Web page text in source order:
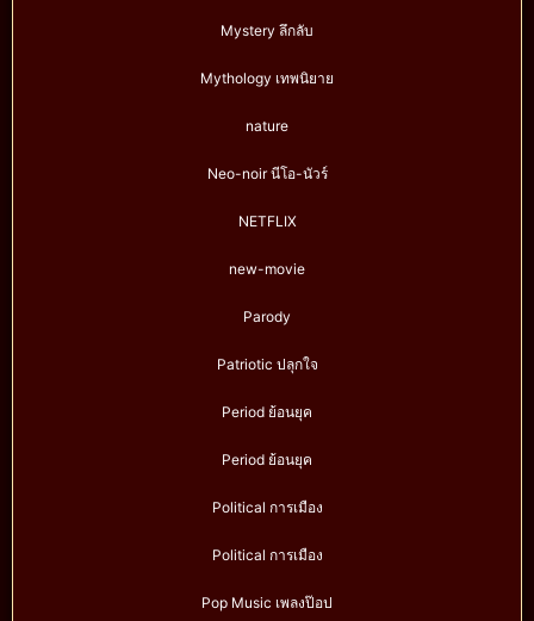
Mystery ลึกลับ
Mythology เทพนิยาย
nature
Neo-noir นีโอ-นัวร์
NETFLIX
new-movie
Parody
Patriotic ปลุกใจ
Period ย้อนยุค
Period ย้อนยุค
Political การเมือง
Political การเมือง
Pop Music เพลงป๊อป